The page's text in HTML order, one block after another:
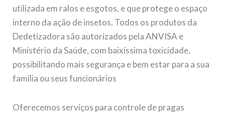
utilizada em ralos e esgotos, e que protege o espaço
interno da ação de insetos. Todos os produtos da
Dedetizadora são autorizados pela ANVISA e
Ministério da Saúde, com baixíssima toxicidade,
possibilitando mais segurança e bem estar para a sua
família ou seus funcionários
Oferecemos serviços para controle de pragas